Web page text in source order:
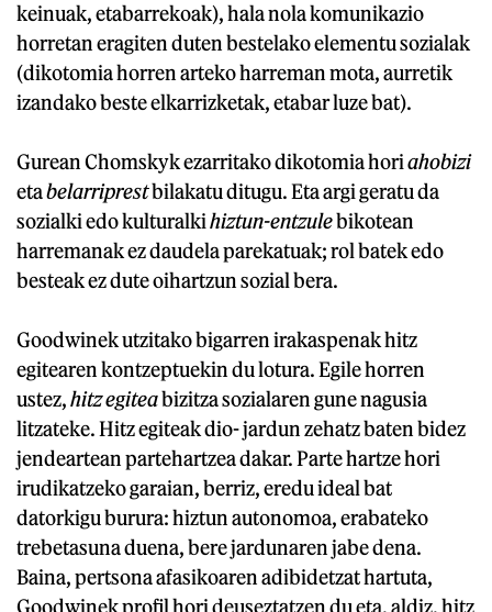
keinuak, etabarrekoak), hala nola komunikazio
horretan eragiten duten bestelako elementu sozialak
(dikotomia horren arteko harreman mota, aurretik
izandako beste elkarrizketak, etabar luze bat).
Gurean Chomskyk ezarritako dikotomia horiahobizi
etabelarriprestbilakatu ditugu. Eta argi geratu da
sozialki edo kulturalkihiztun-entzulebikotean
harremanak ez daudela parekatuak; rol batek edo
besteak ez dute oihartzun sozial bera.
Goodwinek utzitako bigarren irakaspenak hitz
egitearen kontzeptuekin du lotura. Egile horren
ustez,hitz egiteabizitza sozialaren gune nagusia
litzateke. Hitz egiteak dio- jardun zehatz baten bidez
jendeartean partehartzea dakar. Parte hartze hori
irudikatzeko garaian, berriz, eredu ideal bat
datorkigu burura: hiztun autonomoa, erabateko
trebetasuna duena, bere jardunaren jabe dena.
Baina, pertsona afasikoaren adibidetzat hartuta,
Goodwinek profil hori deuseztatzen du eta, aldiz, hitz